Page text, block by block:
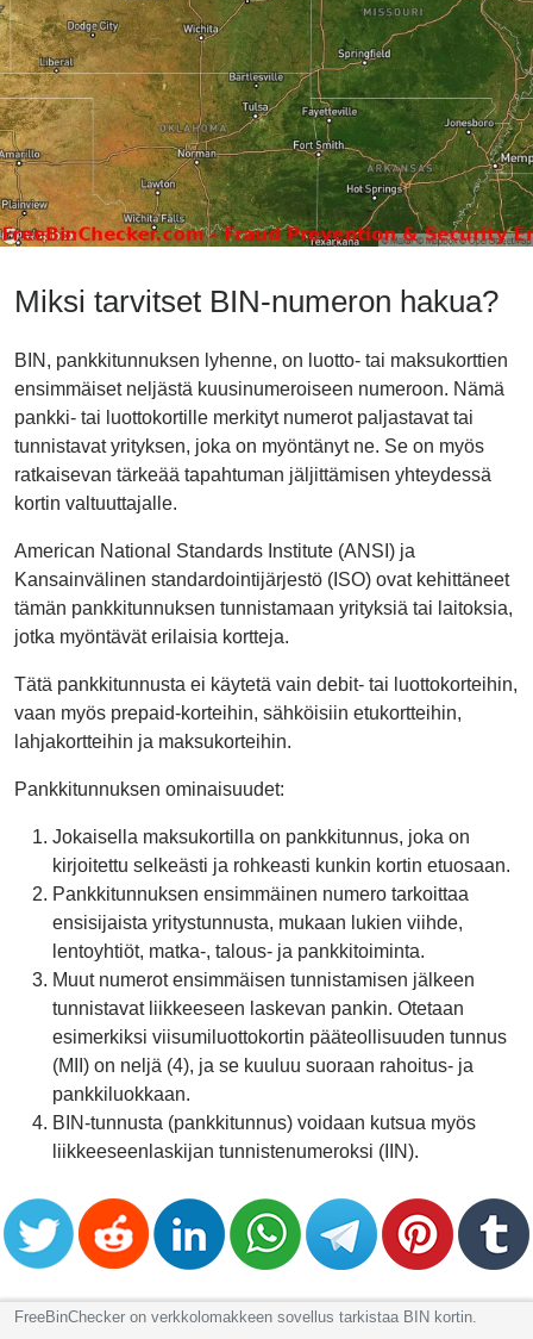
Miksi tarvitset BIN-numeron hakua?
BIN, pankkitunnuksen lyhenne, on luotto- tai maksukorttien
ensimmäiset neljästä kuusinumeroiseen numeroon. Nämä
pankki- tai luottokortille merkityt numerot paljastavat tai
tunnistavat yrityksen, joka on myöntänyt ne. Se on myös
ratkaisevan tärkeää tapahtuman jäljittämisen yhteydessä
kortin valtuuttajalle.
American National Standards Institute (ANSI) ja
Kansainvälinen standardointijärjestö (ISO) ovat kehittäneet
tämän pankkitunnuksen tunnistamaan yrityksiä tai laitoksia,
jotka myöntävät erilaisia kortteja.
Tätä pankkitunnusta ei käytetä vain debit- tai luottokorteihin,
vaan myös prepaid-korteihin, sähköisiin etukortteihin,
lahjakortteihin ja maksukorteihin.
Pankkitunnuksen ominaisuudet:
Jokaisella maksukortilla on pankkitunnus, joka on
kirjoitettu selkeästi ja rohkeasti kunkin kortin etuosaan.
Pankkitunnuksen ensimmäinen numero tarkoittaa
ensisijaista yritystunnusta, mukaan lukien viihde,
lentoyhtiöt, matka-, talous- ja pankkitoiminta.
Muut numerot ensimmäisen tunnistamisen jälkeen
tunnistavat liikkeeseen laskevan pankin. Otetaan
esimerkiksi viisumiluottokortin pääteollisuuden tunnus
(MII) on neljä (4), ja se kuuluu suoraan rahoitus- ja
pankkiluokkaan.
BIN-tunnusta (pankkitunnus) voidaan kutsua myös
liikkeeseenlaskijan tunnistenumeroksi (IIN).
FreeBinChecker on verkkolomakkeen sovellus tarkistaa BIN kortin.